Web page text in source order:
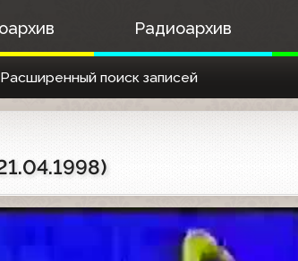
Радиоархив
Расширенный поиск записей